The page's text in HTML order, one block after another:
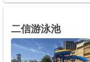
二信游泳池